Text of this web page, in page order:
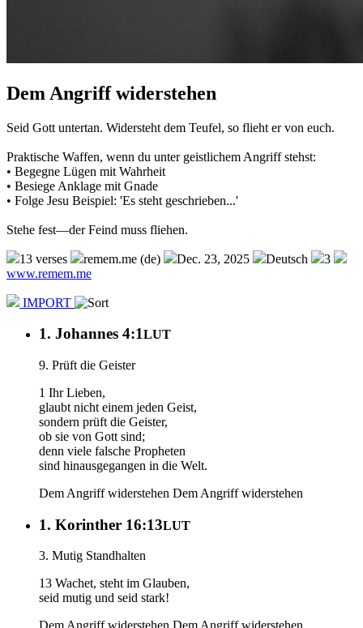
Dem Angriff widerstehen
Seid Gott untertan. Widersteht dem Teufel, so flieht er von euch.
Praktische Waffen, wenn du unter geistlichem Angriff stehst:
• Begegne Lügen mit Wahrheit
• Besiege Anklage mit Gnade
• Folge Jesu Beispiel: 'Es steht geschrieben...'
Stehe fest—der Feind muss fliehen.
13 verses remem.me (de) Dec. 23, 2025 Deutsch
3
www.remem.me
IMPORT
1. Johannes 4:1LUT
9. Prüft die Geister
1 Ihr Lieben,
glaubt nicht einem jeden Geist,
sondern prüft die Geister,
ob sie von Gott sind;
denn viele falsche Propheten
sind hinausgegangen in die Welt.
Dem Angriff widerstehen Dem Angriff widerstehen
1. Korinther 16:13LUT
3. Mutig Standhalten
13 Wachet, steht im Glauben,
seid mutig und seid stark!